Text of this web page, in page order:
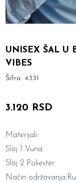
UNISEX ŠAL U
VIBES
Šifra:4331
3.120 RSD
Materijali:
Sloj 1 Vuna
Sloj 2 Poliester
Način